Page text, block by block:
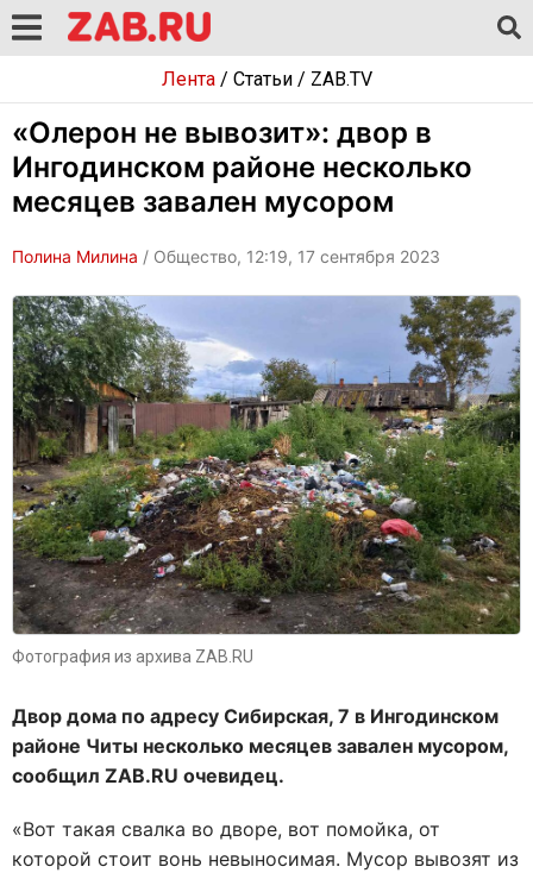
Лента/ Статьи/ ZAB.TV
«Олерон не вывозит»: двор в
Ингодинском районе несколько
месяцев завален мусором
Полина Милина / Общество, 12:19, 17 сентября 2023
Фотография из архива ZAB.RU
Двор дома по адресу Сибирская, 7 в Ингодинском
районе Читы несколько месяцев завален мусором,
сообщил ZAB.RU очевидец.
«Вот такая свалка во дворе, вот помойка, от
которой стоит вонь невыносимая. Мусор вывозят из